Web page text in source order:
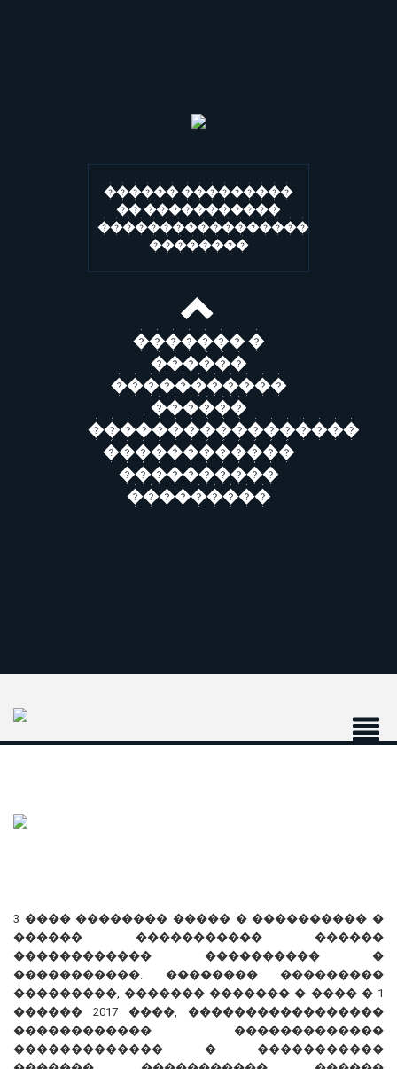
������ ���������
�� �����������
�����������������
��������
������� �
������
�����������
������
�����������������
������������
����������
���������
3 ���� �������� ����� � ���������� �
������ ����������� ������
������������ ���������� �
�����������. �������� ���������
���������, ������� ������� � ���� � 1
������ 2017 ����, �����������������
������������ �������������
������������� � �����������